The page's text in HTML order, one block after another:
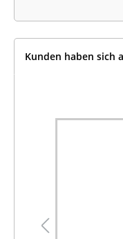
Kunden haben sich